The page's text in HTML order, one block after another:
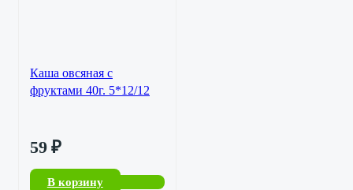
Каша овсяная с
фруктами 40г. 5*12/12
59 ₽
В корзину